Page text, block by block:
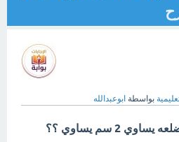
بواسطة ابوعبدالله
2 سم يساوي ؟؟